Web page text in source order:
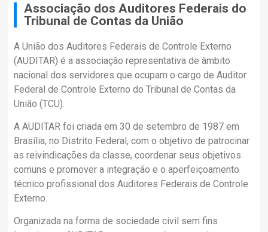
Associação dos Auditores Federais do
Tribunal de Contas da União
A União dos Auditores Federais de Controle Externo
(AUDITAR) é a associação representativa de âmbito
nacional dos servidores que ocupam o cargo de Auditor
Federal de Controle Externo do Tribunal de Contas da
União (TCU).
A AUDITAR foi criada em 30 de setembro de 1987 em
Brasília, no Distrito Federal, com o objetivo de patrocinar
as reivindicações da classe, coordenar seus objetivos
comuns e promover a integração e o aperfeiçoamento
técnico profissional dos Auditores Federais de Controle
Externo.
Organizada na forma de sociedade civil sem fins